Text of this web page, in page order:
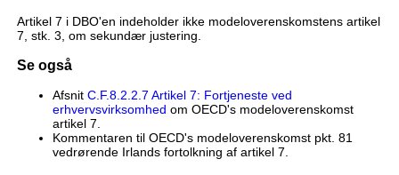
Artikel 7 i DBO'en indeholder ikke modeloverenskomstens artikel
7, stk. 3, om sekundær justering.
Se også
Afsnit C.F.8.2.2.7 Artikel 7: Fortjeneste ved
erhvervsvirksomhed om OECD's modeloverenskomst
artikel 7.
Kommentaren til OECD's modeloverenskomst pkt. 81
vedrørende Irlands fortolkning af artikel 7.